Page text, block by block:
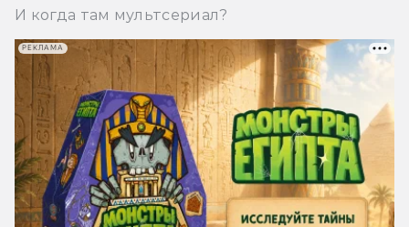
И когда там мультсериал?
РЕКЛАМА